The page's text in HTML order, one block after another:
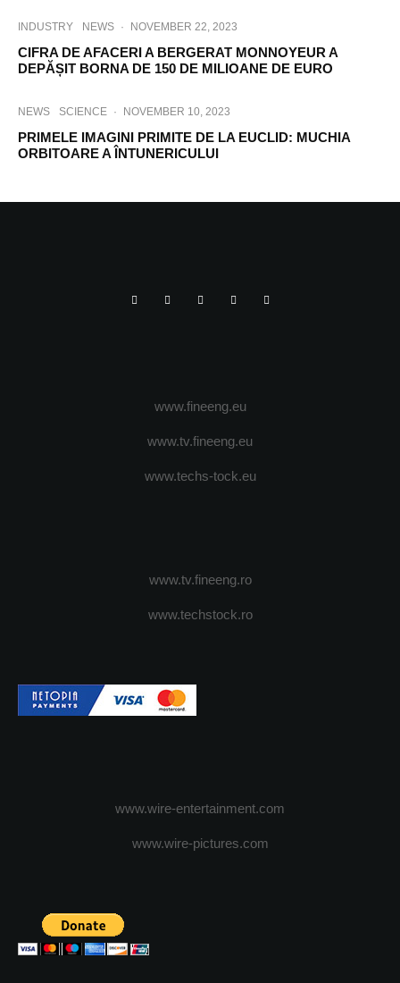
INDUSTRY NEWS · NOVEMBER 22, 2023
CIFRA DE AFACERI A BERGERAT MONNOYEUR A
DEPĂȘIT BORNA DE 150 DE MILIOANE DE EURO
NEWS SCIENCE · NOVEMBER 10, 2023
PRIMELE IMAGINI PRIMITE DE LA EUCLID: MUCHIA
ORBITOARE A ÎNTUNERICULUI
www.fineeng.eu
www.tv.fineeng.eu
www.techs-tock.eu
www.tv.fineeng.ro
www.techstock.ro
www.wire-entertainment.com
www.wire-pictures.com